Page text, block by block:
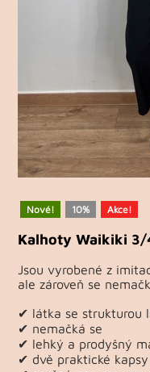
Nové! 10% Akce!
Kalhoty Waikiki 3/
Jsou vyrobené z
ale zároveň se
✔ látka se strukturou
✔ nemačká se
✔ lehký a prodyšný
✔ dvě praktické kapsy